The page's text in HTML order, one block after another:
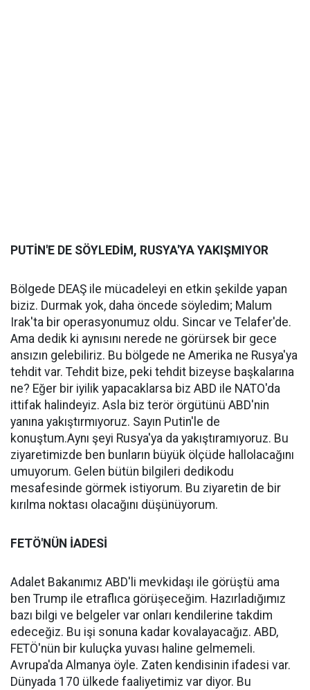
PUTİN'E DE SÖYLEDİM, RUSYA'YA YAKIŞMIYOR
Bölgede DEAŞ ile mücadeleyi en etkin şekilde yapan
biziz. Durmak yok, daha öncede söyledim; Malum
Irak'ta bir operasyonumuz oldu. Sincar ve Telafer'de.
Ama dedik ki aynısını nerede ne görürsek bir gece
ansızın gelebiliriz. Bu bölgede ne Amerika ne Rusya'ya
tehdit var. Tehdit bize, peki tehdit bizeyse başkalarına
ne? Eğer bir iyilik yapacaklarsa biz ABD ile NATO'da
ittifak halindeyiz. Asla biz terör örgütünü ABD'nin
yanına yakıştırmıyoruz. Sayın Putin'le de
konuştum.Aynı şeyi Rusya'ya da yakıştıramıyoruz. Bu
ziyaretimizde ben bunların büyük ölçüde hallolacağını
umuyorum. Gelen bütün bilgileri dedikodu
mesafesinde görmek istiyorum. Bu ziyaretin de bir
kırılma noktası olacağını düşünüyorum.
FETÖ'NÜN İADESİ
Adalet Bakanımız ABD'li mevkidaşı ile görüştü ama
ben Trump ile etraflıca görüşeceğim. Hazırladığımız
bazı bilgi ve belgeler var onları kendilerine takdim
edeceğiz. Bu işi sonuna kadar kovalayacağız. ABD,
FETÖ'nün bir kuluçka yuvası haline gelmemeli.
Avrupa'da Almanya öyle. Zaten kendisinin ifadesi var.
Dünyada 170 ülkede faaliyetimiz var diyor. Bu